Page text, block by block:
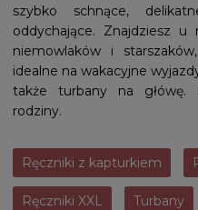
szybko schnące,
oddychające. Znajdziesz
niemowlaków i
idealne na wakacyjne
także turbany na główę.
rodziny.
Ręczniki z kapturkiem
Ręczniki XXL Turbany